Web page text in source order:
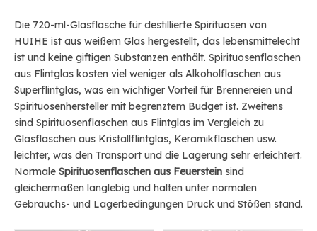
Die 720-ml-Glasflasche für destillierte Spirituosen von
HUIHE ist aus weißem Glas hergestellt, das lebensmittelecht
ist und keine giftigen Substanzen enthält. Spirituosenflaschen
aus Flintglas kosten viel weniger als Alkoholflaschen aus
Superflintglas, was ein wichtiger Vorteil für Brennereien und
Spirituosenhersteller mit begrenztem Budget ist. Zweitens
sind Spirituosenflaschen aus Flintglas im Vergleich zu
Glasflaschen aus Kristallflintglas, Keramikflaschen usw.
leichter, was den Transport und die Lagerung sehr erleichtert.
Normale Spirituosenflaschen aus Feuerstein sind
gleichermaßen langlebig und halten unter normalen
Gebrauchs- und Lagerbedingungen Druck und Stößen stand.